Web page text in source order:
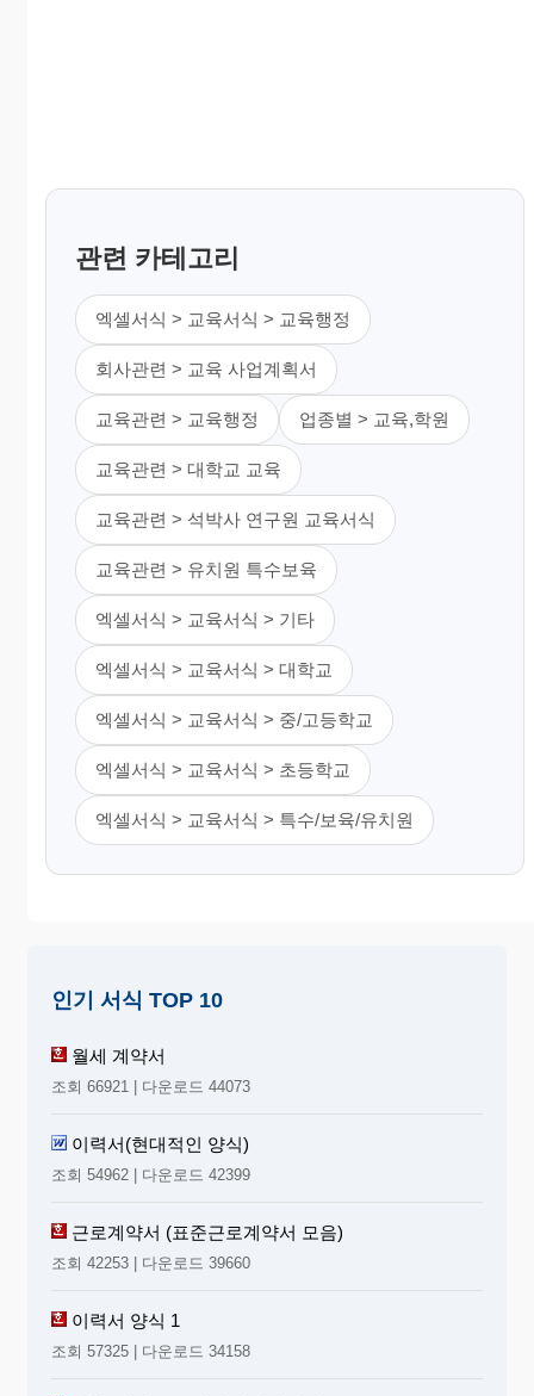
관련 카테고리
엑셀서식 > 교육서식 > 교육행정
회사관련 > 교육 사업계획서
교육관련 > 교육행정 업종별 > 교육,학원
교육관련 > 대학교 교육
교육관련 > 석박사 연구원 교육서식
교육관련 > 유치원 특수보육
엑셀서식 > 교육서식 > 기타
엑셀서식 > 교육서식 > 대학교
엑셀서식 > 교육서식 > 중/고등학교
엑셀서식 > 교육서식 > 초등학교
엑셀서식 > 교육서식 > 특수/보육/유치원
인기 서식 TOP 10
월세 계약서
조회 66921 | 다운로드 44073
이력서(현대적인 양식)
조회 54962 | 다운로드 42399
근로계약서 (표준근로계약서 모음)
조회 42253 | 다운로드 39660
이력서 양식 1
조회 57325 | 다운로드 34158